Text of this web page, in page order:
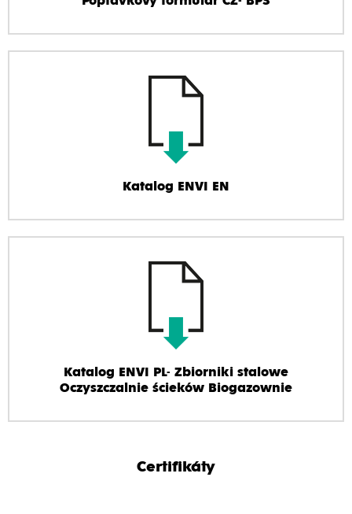
Katalog ENVI EN
Katalog ENVI PL- Zbiorniki stalowe
Oczyszczalnie ścieków Biogazownie
Certifikáty